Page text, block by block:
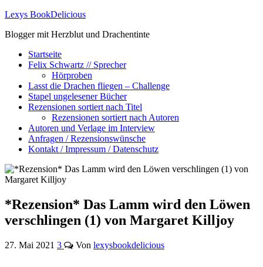
Lexys BookDelicious
Blogger mit Herzblut und Drachentinte
Startseite
Felix Schwartz // Sprecher
Hörproben
Lasst die Drachen fliegen – Challenge
Stapel ungelesener Bücher
Rezensionen sortiert nach Titel
Rezensionen sortiert nach Autoren
Autoren und Verlage im Interview
Anfragen / Rezensionswünsche
Kontakt / Impressum / Datenschutz
*Rezension* Das Lamm wird den Löwen
verschlingen (1) von Margaret Killjoy
27. Mai 2021 3 Von lexysbookdelicious